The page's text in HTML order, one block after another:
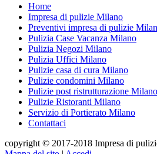
Home
Impresa di pulizie Milano
Preventivi impresa di pulizie
Pulizia Case Vacanza Milano
Pulizia Negozi Milano
Pulizia Uffici Milano
Pulizie casa di cura Milano
Pulizie condomini Milano
Pulizie post ristrutturazione Milano
Pulizie Ristoranti Milano
Servizio di Portierato Milano
Contattaci
copyright © 2017-2018 Impresa di